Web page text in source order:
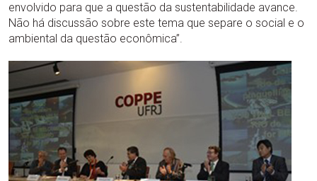
envolvido para que a questão da sustentabilidade avance.
Não há discussão sobre este tema que separe o social e o
ambiental da questão econômica”.